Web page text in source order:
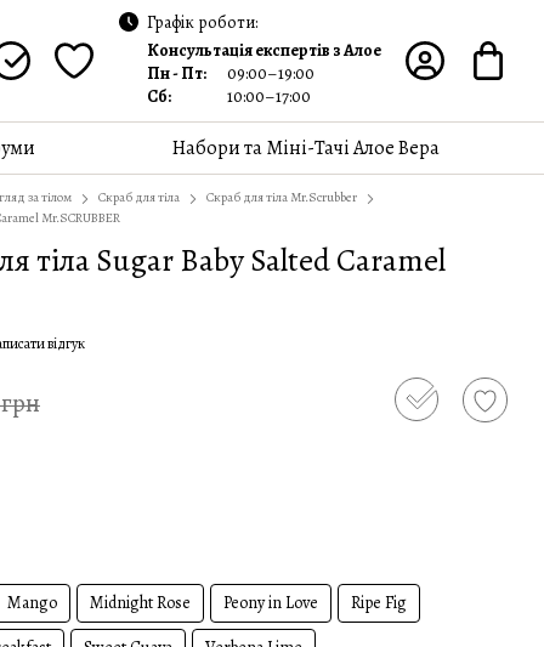
Графік роботи:
Консультація експертів з Алое
Пн - Пт:
09:00–19:00
Сб:
10:00–17:00
Набори та Міні-Тачі Алое Вера
за тілом Скраб для тіла
Скраб для тіла Mr.Scrubber
Mr.SCRUBBER
тіла Sugar Baby Salted Caramel
відгук
Mango Midnight Rose Peony in Love
Ripe Fig